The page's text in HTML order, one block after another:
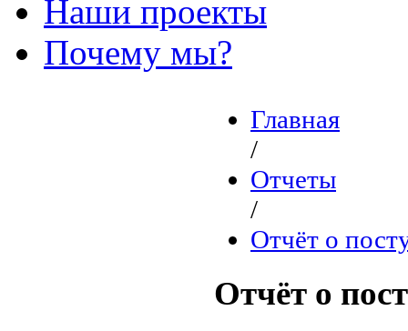
Наши проекты
Почему мы?
Главная
/
Отчеты
/
Отчёт о
Отчёт о